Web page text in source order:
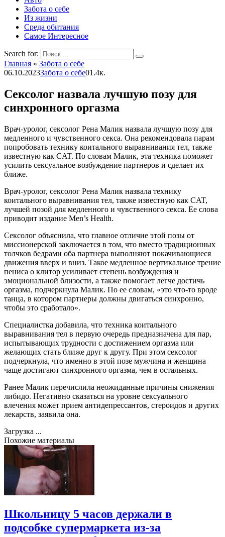
Забота о себе
Из жизни
Среда обитания
Самое Интересное
Search for:
Главная » Забота о себе
06.10.2023Забота о себе01.4к.
Сексолог назвала лучшую позу для
синхронного оргазма
Врач-уролог, сексолог Рена Малик назвала лучшую позу для
медленного и чувственного секса. Она рекомендовала парам
попробовать технику коитального выравнивания тел, также
известную как CAT. По словам Малик, эта техника поможет
усилить сексуальное возбуждение партнеров и сделает их
ближе.
Врач-уролог, сексолог Рена Малик назвала технику
коитального выравнивания тел, также известную как CAT,
лучшей позой для медленного и чувственного секса. Ее слова
приводит издание Men’s Health.
Сексолог объяснила, что главное отличие этой позы от
миссионерской заключается в том, что вместо традиционных
толчков бедрами оба партнера выполняют покачивающиеся
движения вверх и вниз. Такое медленное вертикальное трение
пениса о клитор усиливает степень возбуждения и
эмоциональной близости, а также помогает легче достичь
оргазма, подчеркнула Малик. По ее словам, «это что-то вроде
танца, в котором партнеры должны двигаться синхронно,
чтобы это сработало».
Специалистка добавила, что техника коитального
выравнивания тел в первую очередь предназначена для пар,
испытывающих трудности с достижением оргазма или
желающих стать ближе друг к другу. При этом сексолог
подчеркнула, что именно в этой позе мужчина и женщина
чаще достигают синхронного оргазма, чем в остальных.
Ранее Малик перечислила неожиданные причины снижения
либидо. Негативно сказаться на уровне сексуального
влечения может прием антидепрессантов, стероидов и других
лекарств, заявила она.
Загрузка ...
Похожие материалы
Школьницу 5 часов держали в
подсобке супермаркета из-за